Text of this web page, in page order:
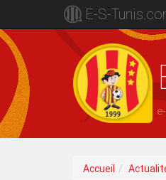
E-S-
Accueil